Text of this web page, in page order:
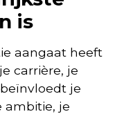
is
aangaat heeft
carrière, je
je
ambitie, je